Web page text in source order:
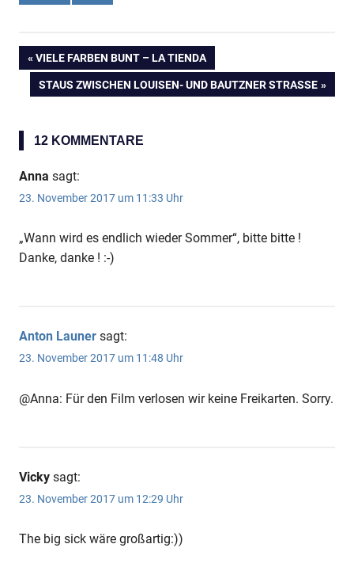
Beitragsnavigation
VORHERIGER
BEITRAG:
VIELE FARBEN BUNT – LA TIENDA
NÄCHSTER
STAUS ZWISCHEN LOUISEN- UND BAUTZNER STRASSE
12 KOMMENTARE
Anna sagt:
23. November 2017 um 11:33 Uhr
„Wann wird es endlich wieder Sommer“, bitte bitte !
Danke, danke ! :-)
Anton Launer sagt:
23. November 2017 um 11:48 Uhr
@Anna: Für den Film verlosen wir keine Freikarten. Sorry.
Vicky sagt:
23. November 2017 um 12:29 Uhr
The big sick wäre großartig:))